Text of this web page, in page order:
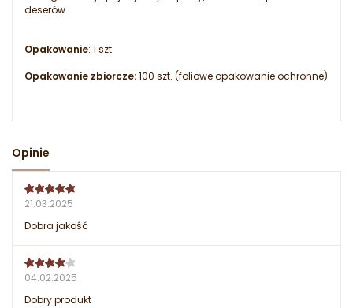
deserów.
Opakowanie: 1 szt.
Opakowanie zbiorcze:100 szt. (foliowe opakowanie ochronne)
Opinie
21.03.2025
Dobra jakość
04.02.2025
Dobry produkt